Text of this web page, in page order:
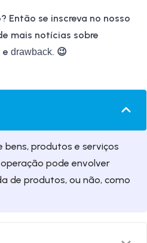
Então se inscreva no nosso
mais notícias sobre
e drawback. 😉
produtos e serviços
pode envolver
de produtos, ou não, como